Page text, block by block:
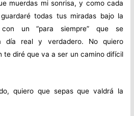
muerdas mi sonrisa, y como cada
todas tus miradas bajo la
con un “para siempre” que se
real y verdadero. No quiero
te diré que va a ser un camino difícil
quiero que sepas que valdrá la